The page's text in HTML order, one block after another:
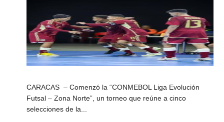
CARACAS – Comenzó la “CONMEBOL Liga Evolución
Futsal – Zona Norte”, un torneo que reúne a cinco
selecciones de la...